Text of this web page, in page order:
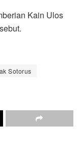
Kain Ulos
Sotorus